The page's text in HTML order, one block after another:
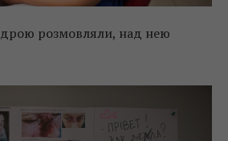
розмовляли, над нею